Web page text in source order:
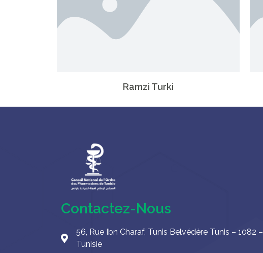
Ramzi Turki
Contactez-Nous
56, Rue Ibn Charaf, Tunis Belvédère Tunis – 1082 –
Tunisie